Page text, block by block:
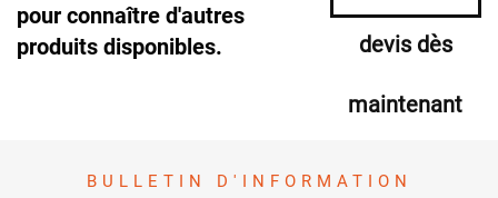
pour connaître d'autres
produits disponibles.
devis dès
maintenant
BULLETIN D'INFORMATION